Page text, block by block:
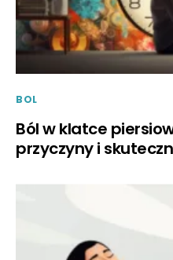
BOL
Ból w klatce
przyczyny i